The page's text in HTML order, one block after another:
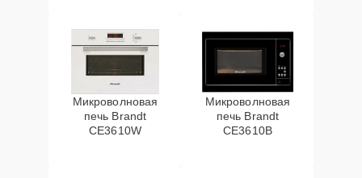
Микроволновая
печь Brandt
CE3610W
Микроволновая
печь Brandt
CE3610B